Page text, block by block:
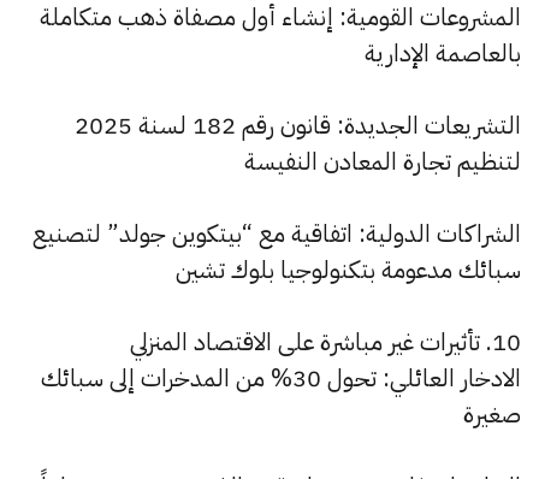
المشروعات القومية: إنشاء أول مصفاة ذهب متكاملة
بالعاصمة الإدارية
التشريعات الجديدة: قانون رقم 182 لسنة 2025
لتنظيم تجارة المعادن النفيسة
الشراكات الدولية: اتفاقية مع “بيتكوين جولد” لتصنيع
سبائك مدعومة بتكنولوجيا بلوك تشين
10. تأثيرات غير مباشرة على الاقتصاد المنزلي
الادخار العائلي: تحول 30% من المدخرات إلى سبائك
صغيرة